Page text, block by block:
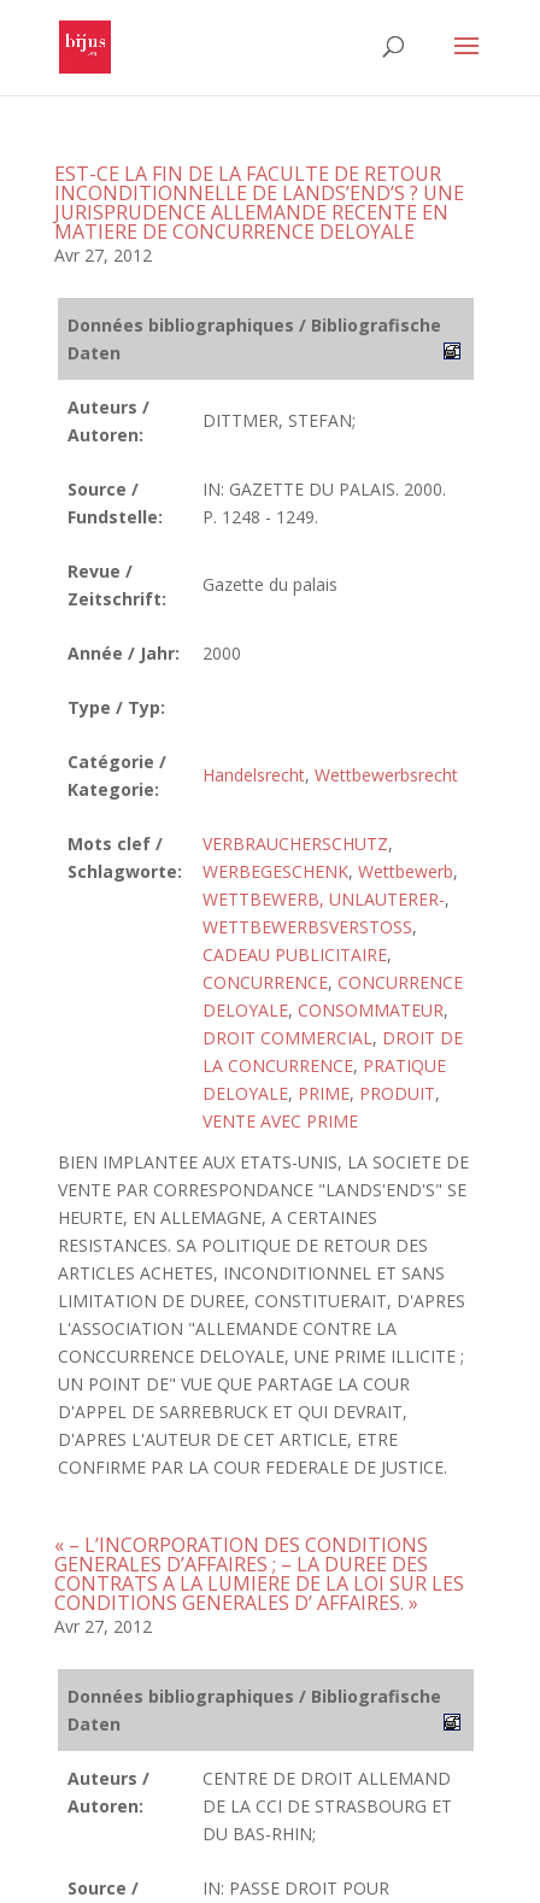
EST-CE LA FIN DE LA FACULTE DE RETOUR
INCONDITIONNELLE DE LANDS’END’S ? UNE
JURISPRUDENCE ALLEMANDE RECENTE EN
MATIERE DE CONCURRENCE DELOYALE
Avr 27, 2012
Données bibliographiques / Bibliografische
Daten
Auteurs /
Autoren:
DITTMER, STEFAN;
Source /
Fundstelle:
IN: GAZETTE DU PALAIS. 2000.
P. 1248 - 1249.
Revue /
Zeitschrift:
Gazette du palais
Année / Jahr: 2000
Type / Typ:
Catégorie /
Kategorie:
Handelsrecht, Wettbewerbsrecht
Mots clef /
Schlagworte:
VERBRAUCHERSCHUTZ,
WERBEGESCHENK, Wettbewerb,
WETTBEWERB, UNLAUTERER-,
WETTBEWERBSVERSTOSS,
CADEAU PUBLICITAIRE,
CONCURRENCE, CONCURRENCE
DELOYALE, CONSOMMATEUR,
DROIT COMMERCIAL, DROIT DE
LA CONCURRENCE, PRATIQUE
DELOYALE, PRIME, PRODUIT,
VENTE AVEC PRIME
BIEN IMPLANTEE AUX ETATS-UNIS, LA SOCIETE DE
VENTE PAR CORRESPONDANCE "LANDS'END'S" SE
HEURTE, EN ALLEMAGNE, A CERTAINES
RESISTANCES. SA POLITIQUE DE RETOUR DES
ARTICLES ACHETES, INCONDITIONNEL ET SANS
LIMITATION DE DUREE, CONSTITUERAIT, D'APRES
L'ASSOCIATION "ALLEMANDE CONTRE LA
CONCCURRENCE DELOYALE, UNE PRIME ILLICITE ;
UN POINT DE" VUE QUE PARTAGE LA COUR
D'APPEL DE SARREBRUCK ET QUI DEVRAIT,
D'APRES L'AUTEUR DE CET ARTICLE, ETRE
CONFIRME PAR LA COUR FEDERALE DE JUSTICE.
« – L’INCORPORATION DES CONDITIONS
GENERALES D’AFFAIRES ; – LA DUREE DES
CONTRATS A LA LUMIERE DE LA LOI SUR LES
CONDITIONS GENERALES D’ AFFAIRES. »
Avr 27, 2012
Données bibliographiques / Bibliografische
Daten
Auteurs /
Autoren:
CENTRE DE DROIT ALLEMAND
DE LA CCI DE STRASBOURG ET
DU BAS-RHIN;
Source /
IN: PASSE DROIT POUR